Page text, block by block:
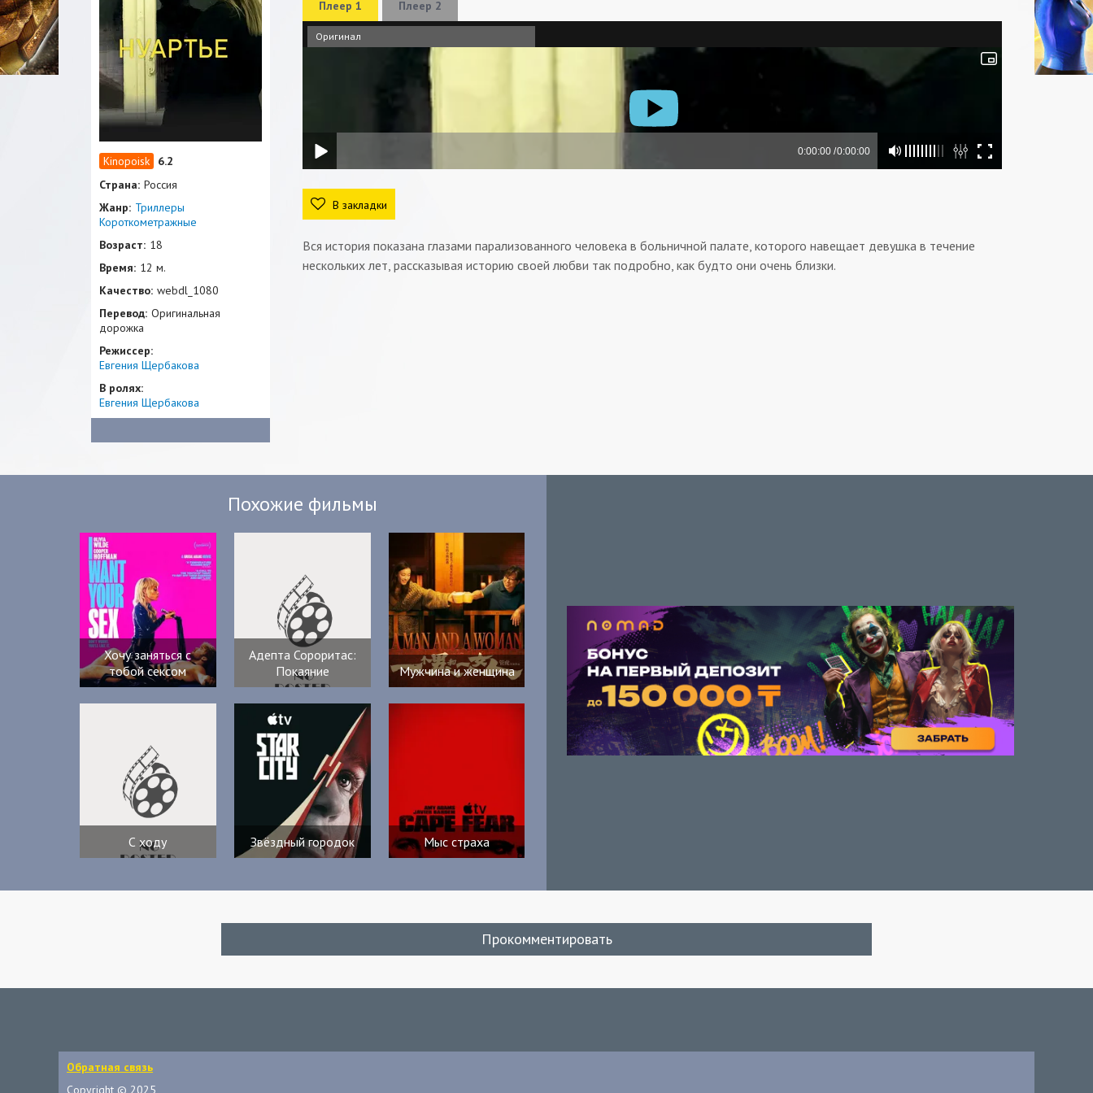
Плеер 1 Плеер 2
Оригинал
В закладки
Вся история показана глазами парализованного человека в больничной палате, которого навещает девушка в течение
нескольких лет, рассказывая историю своей любви так подробно, как будто они очень близки.
6.2
Страна: Россия
Жанр: Триллеры
Короткометражные
Возраст: 18
Время: 12 м.
Качество: webdl_1080
Перевод: Оригинальная
дорожка
Режиссер:
Евгения Щербакова
В ролях:
Евгения Щербакова
Похожие фильмы
Хочу заняться с
тобой сексом
Адепта Сороритас:
Покаяние
Мужчина и женщина
С ходу Звёздный городок Мыс страха
Прокомментировать
Обратная связь
Copyright © 2025